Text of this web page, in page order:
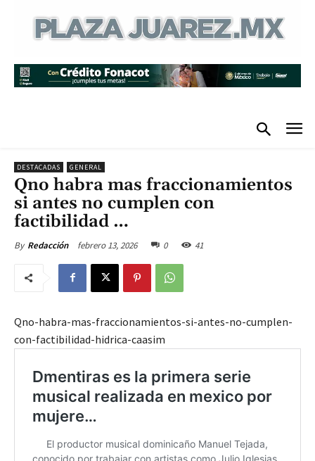
DESTACADAS GENERAL
Qno habra mas fraccionamientos
si antes no cumplen con
factibilidad …
By Redacción febrero 13, 2026 0 41
Qno-habra-mas-fraccionamientos-si-antes-no-cumplen-
con-factibilidad-hidrica-caasim